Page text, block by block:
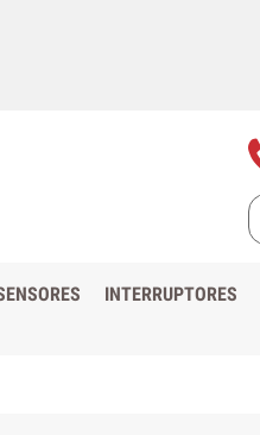
INTERRUPTORES